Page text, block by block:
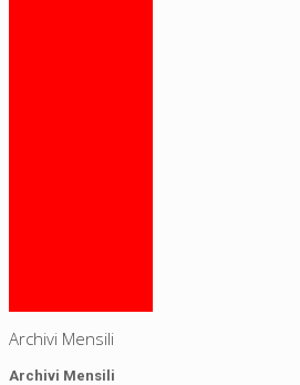
Archivi Mensili
Archivi Mensili